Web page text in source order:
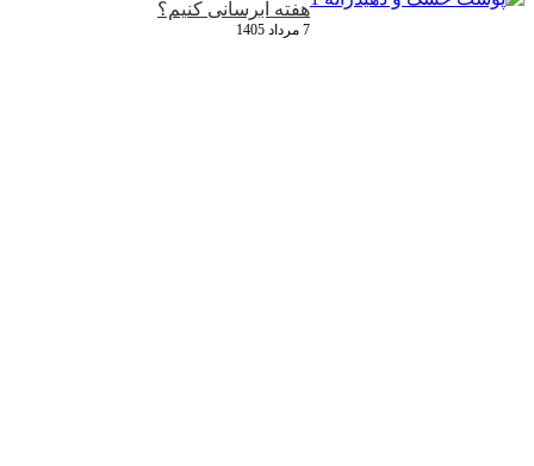
هفته آبرسانی کنیم؟
7 مرداد 1405